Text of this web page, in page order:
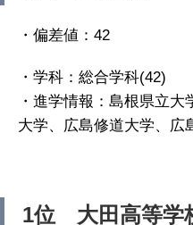
・偏差値：42
・学科：総合学科(42)
・進学情報：島根県立
大学、広島修道大学、広
1位 大田高等学